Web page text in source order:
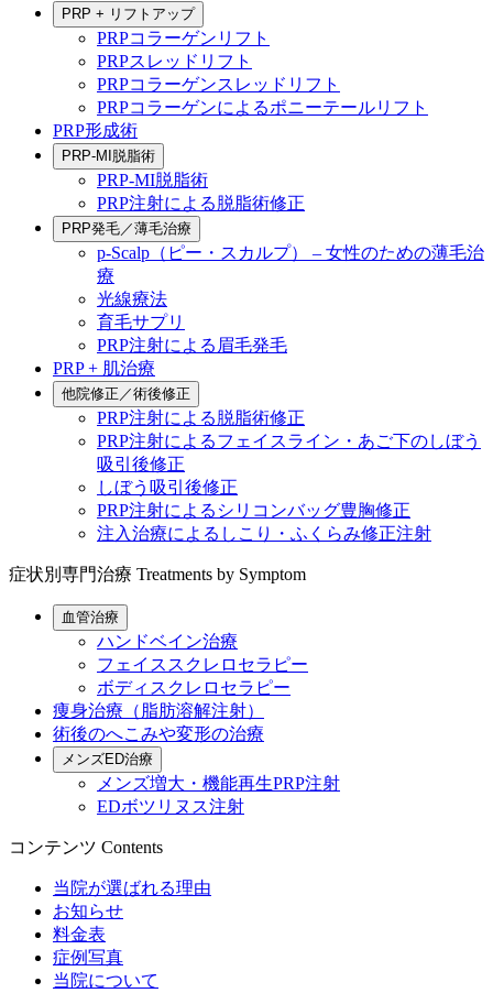
PRP + リフトアップ
PRPコラーゲンリフト
PRPスレッドリフト
PRPコラーゲンスレッドリフト
PRPコラーゲンによるポニーテールリフト
PRP形成術
PRP-MI脱脂術
PRP-MI脱脂術
PRP注射による脱脂術修正
PRP発毛／薄毛治療
p-Scalp（ピー・スカルプ） – 女性のための薄毛治
療
光線療法
育毛サプリ
PRP注射による眉毛発毛
PRP + 肌治療
他院修正／術後修正
PRP注射による脱脂術修正
PRP注射によるフェイスライン・あご下のしぼう
吸引後修正
しぼう吸引後修正
PRP注射によるシリコンバッグ豊胸修正
注入治療によるしこり・ふくらみ修正注射
症状別専門治療 Treatments by Symptom
血管治療
ハンドベイン治療
フェイススクレロセラピー
ボディスクレロセラピー
痩身治療（脂肪溶解注射）
術後のへこみや変形の治療
メンズED治療
メンズ増大・機能再生PRP注射
EDボツリヌス注射
コンテンツ Contents
当院が選ばれる理由
お知らせ
料金表
症例写真
当院について